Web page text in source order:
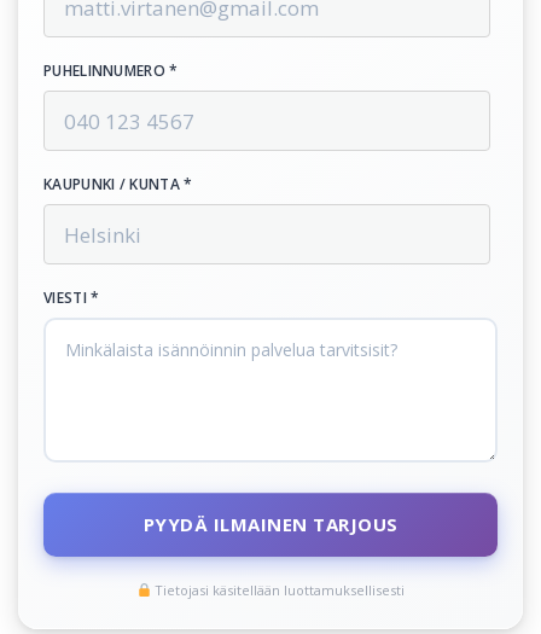
PUHELINNUMERO *
KAUPUNKI / KUNTA *
VIESTI *
PYYDÄ ILMAINEN TARJOUS
Tietojasi käsitellään luottamuksellisesti